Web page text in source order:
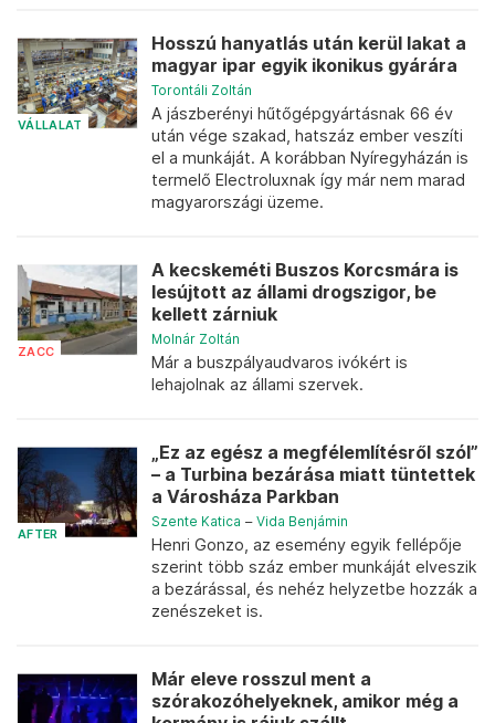
VÁLLALAT
Hosszú hanyatlás után kerül lakat a
magyar ipar egyik ikonikus gyárára
Torontáli Zoltán
A jászberényi hűtőgépgyártásnak 66 év
után vége szakad, hatszáz ember veszíti
el a munkáját. A korábban Nyíregyházán is
termelő Electroluxnak így már nem marad
magyarországi üzeme.
ZACC
A kecskeméti Buszos Korcsmára is
lesújtott az állami drogszigor, be
kellett zárniuk
Molnár Zoltán
Már a buszpályaudvaros ivókért is
lehajolnak az állami szervek.
AFTER
„Ez az egész a megfélemlítésről szól”
– a Turbina bezárása miatt tüntettek
a Városháza Parkban
Szente Katica – Vida Benjámin
Henri Gonzo, az esemény egyik fellépője
szerint több száz ember munkáját elveszik
a bezárással, és nehéz helyzetbe hozzák a
zenészeket is.
Már eleve rosszul ment a
szórakozóhelyeknek, amikor még a